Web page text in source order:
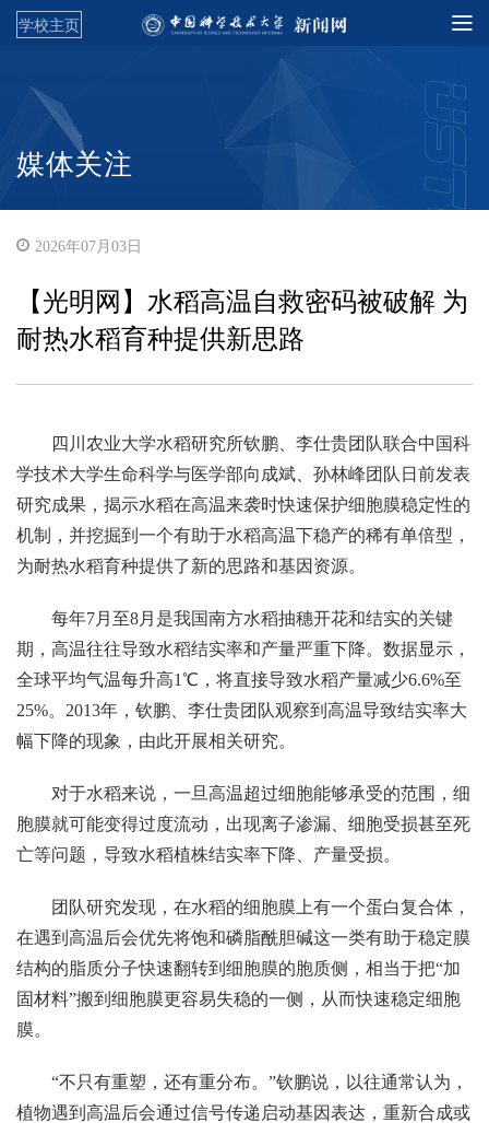
学校主页
媒体关注
2026年07月03日
【光明网】水稻高温自救密码被破解 为
耐热水稻育种提供新思路
四川农业大学水稻研究所钦鹏、李仕贵团队联合中国科
学技术大学生命科学与医学部向成斌、孙林峰团队日前发表
研究成果，揭示水稻在高温来袭时快速保护细胞膜稳定性的
机制，并挖掘到一个有助于水稻高温下稳产的稀有单倍型，
为耐热水稻育种提供了新的思路和基因资源。
每年7月至8月是我国南方水稻抽穗开花和结实的关键
期，高温往往导致水稻结实率和产量严重下降。数据显示，
全球平均气温每升高1℃，将直接导致水稻产量减少6.6%至
25%。2013年，钦鹏、李仕贵团队观察到高温导致结实率大
幅下降的现象，由此开展相关研究。
对于水稻来说，一旦高温超过细胞能够承受的范围，细
胞膜就可能变得过度流动，出现离子渗漏、细胞受损甚至死
亡等问题，导致水稻植株结实率下降、产量受损。
团队研究发现，在水稻的细胞膜上有一个蛋白复合体，
在遇到高温后会优先将饱和磷脂酰胆碱这一类有助于稳定膜
结构的脂质分子快速翻转到细胞膜的胞质侧，相当于把“加
固材料”搬到细胞膜更容易失稳的一侧，从而快速稳定细胞
膜。
“不只有重塑，还有重分布。”钦鹏说，以往通常认为，
植物遇到高温后会通过信号传递启动基因表达，重新合成或